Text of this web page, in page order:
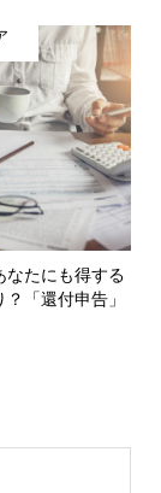
なたにも得する
「還付申告」